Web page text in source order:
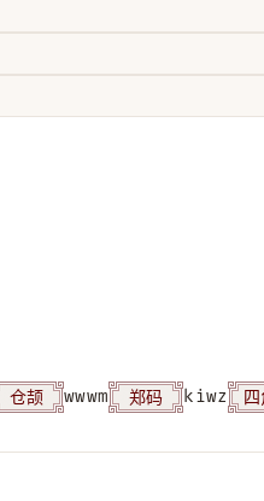
仓颉 wwwm 郑码 kiwz